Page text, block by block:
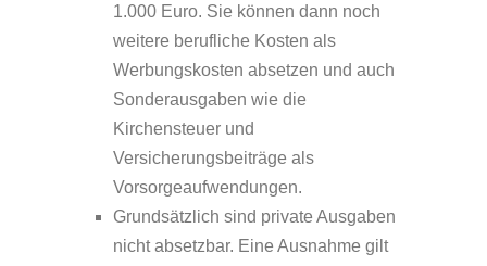
1.000 Euro. Sie können dann noch
weitere berufliche Kosten als
Werbungskosten absetzen und auch
Sonderausgaben wie die
Kirchensteuer und
Versicherungsbeiträge als
Vorsorgeaufwendungen.
Grundsätzlich sind private Ausgaben
nicht absetzbar. Eine Ausnahme gilt